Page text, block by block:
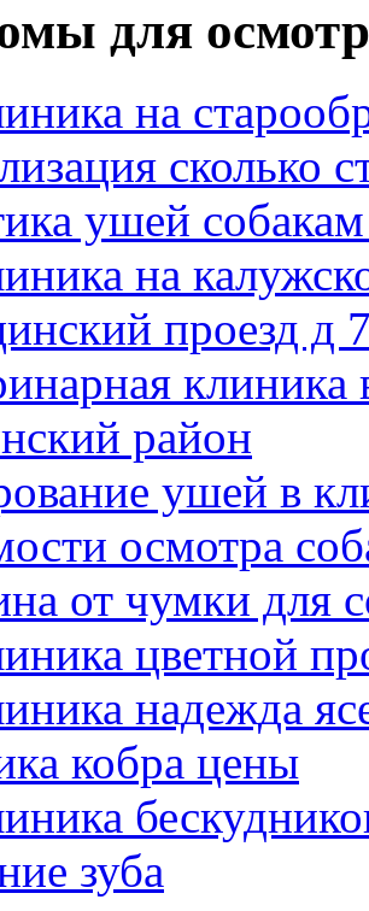
для
на
сколько
ушей
на
проезд д
район
ушей в
осмотра
от чумки для
цветной
надежда
кобра цены
зуба